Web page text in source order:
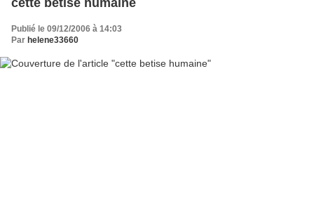
Publié le 09/12/2006 à 14:03
Par helene33660